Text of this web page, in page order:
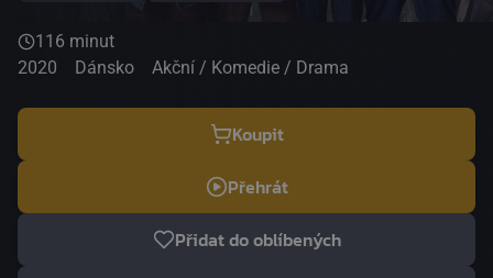
116 minut
2020
Dánsko Akční / Komedie / Drama
Koupit
Přehrát
Přidat do oblíbených